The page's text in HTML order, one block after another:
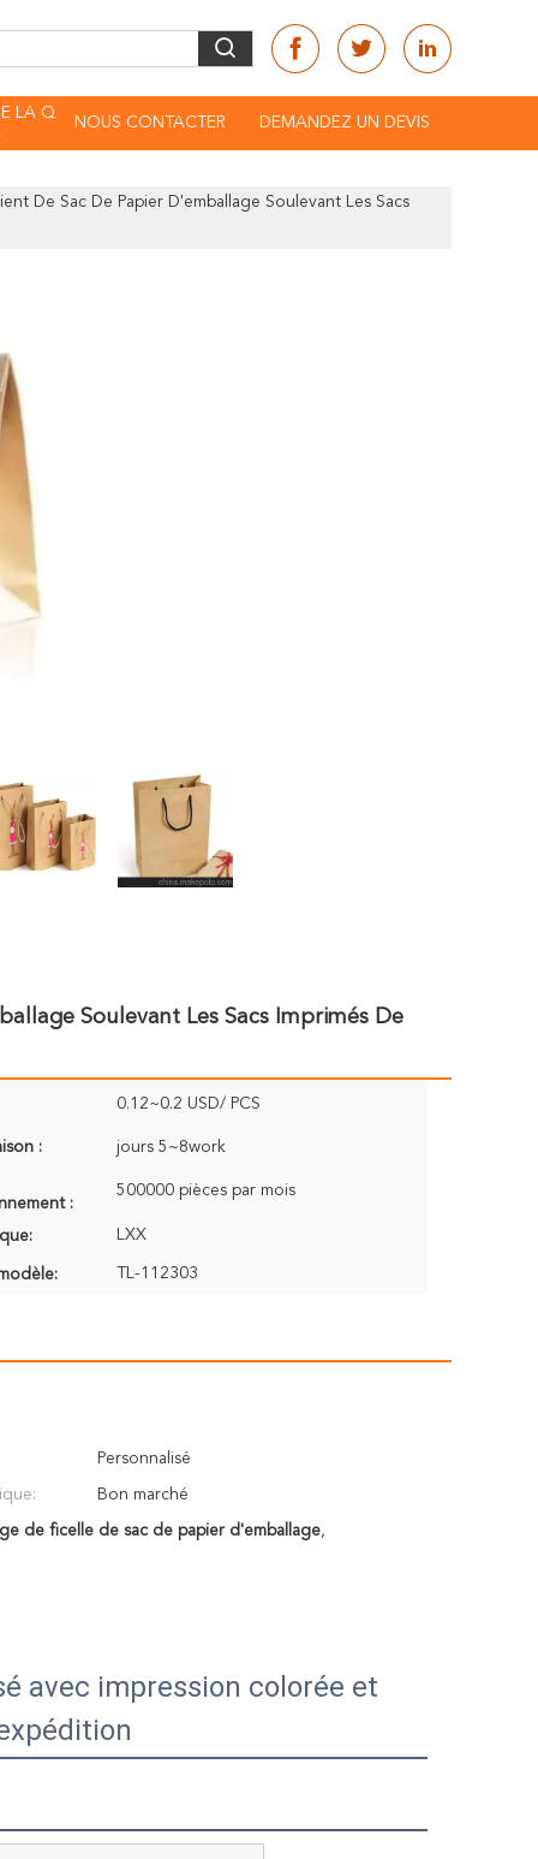
LA Q
NOUS CONTACTER DEMANDEZ UN DEVIS
De Sac De Papier D'emballage Soulevant Les Sacs
Soulevant Les Sacs Imprimés De
0.12~0.2 USD/ PCS
: jours 5~8work
:
500000 pièces par mois
LXX
TL-112303
Personnalisé
Bon marché
de ficelle de sac de papier d'emballage,
avec impression colorée et